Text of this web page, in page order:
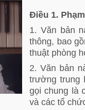
Điều 1.
1. Văn bản
thông, bao
thuật phòng
2. Văn bản
trường trung
gọi chung là
và các tổ